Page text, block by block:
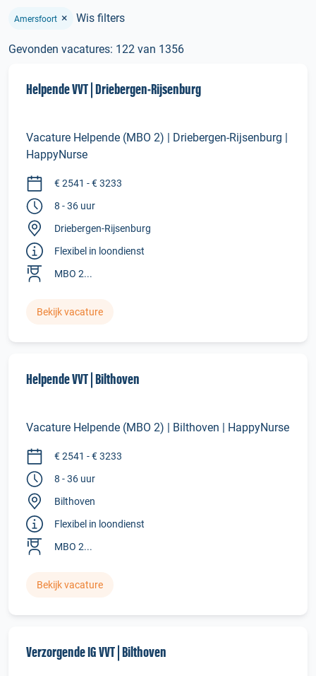
Amersfoort × Wis filters
Gevonden vacatures: 122 van 1356
Helpende VVT | Driebergen‑Rijsenburg
Vacature Helpende (MBO 2) | Driebergen-Rijsenburg |
HappyNurse
€ 2541 - € 3233
8 - 36 uur
Driebergen-Rijsenburg
Flexibel in loondienst
MBO 2...
Bekijk vacature
Helpende VVT | Bilthoven
Vacature Helpende (MBO 2) | Bilthoven | HappyNurse
€ 2541 - € 3233
8 - 36 uur
Bilthoven
Flexibel in loondienst
MBO 2...
Bekijk vacature
Verzorgende IG VVT | Bilthoven